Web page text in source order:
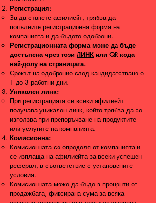
Регистрация:
За да станете афилиейт, трябва да
попълните регистрационна форма на
компанията и да бъдете одобрени.
Регистрационната форма може да бъде
достъпена чрез този ЛИНК или QR кода
най-долу на страницата.
Срокът на одобрение след кандидатстване е
1 до 3 работни дни.
Уникален линк:
При регистрацията си всеки афилиейт
получава уникален линк, който трябва да се
използва при препоръчване на продуктите
или услугите на компанията.
Комисионна:
Комисионната се определя от компанията и
се изплаща на афилиейта за всеки успешен
реферал, в съответствие с установените
условия.
Комисионната може да бъде в проценти от
продажбата, фиксирана сума за всяка